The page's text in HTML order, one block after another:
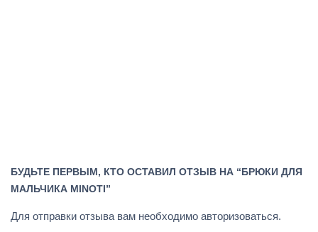
БУДЬТЕ ПЕРВЫМ, КТО ОСТАВИЛ ОТЗЫВ НА “БРЮКИ ДЛЯ
МАЛЬЧИКА MINOTI”
Для отправки отзыва вам необходимо авторизоваться.